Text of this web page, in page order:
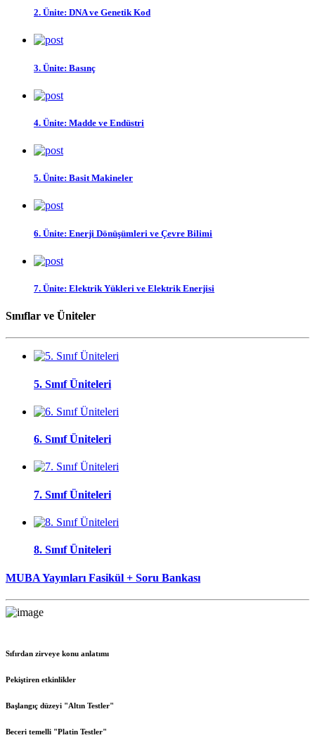
2. Ünite: DNA ve Genetik Kod
3. Ünite: Basınç
4. Ünite: Madde ve Endüstri
5. Ünite: Basit Makineler
6. Ünite: Enerji Dönüşümleri ve Çevre Bilimi
7. Ünite: Elektrik Yükleri ve Elektrik Enerjisi
Sınıflar ve Üniteler
5. Sınıf Üniteleri
6. Sınıf Üniteleri
7. Sınıf Üniteleri
8. Sınıf Üniteleri
MUBA Yayınları Fasikül + Soru Bankası
Sıfırdan zirveye konu anlatımı
Pekiştiren etkinlikler
Başlangıç düzeyi "Altın Testler"
Beceri temelli "Platin Testler"